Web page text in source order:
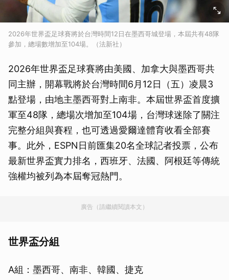
2026年世界盃足球賽將於台灣時間12日在墨西哥城登場，本屆共有48隊
參加，總場數增加至104場。（法新社）
2026年世界盃足球賽將由美國、加拿大與墨西哥共
同主辦，開幕戰將於台灣時間6月12日（五）凌晨3
點登場，由地主墨西哥對上南非。本屆世界盃首度擴
軍至48隊，總場次增加至104場，台灣球迷除了關注
完整分組與賽程，也可透過愛爾達體育收看全部賽
事。此外，ESPN日前匯集20名全球記者投票，公布
最新世界盃實力排名，西班牙、法國、阿根廷等傳統
強權均被列為本屆奪冠熱門。
廣告（請繼續閱讀本文）
世界盃分組
A組：墨西哥、南非、韓國、捷克